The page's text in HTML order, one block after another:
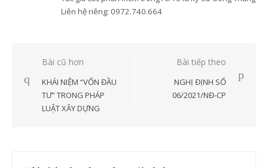
Liên hệ riêng: 0972.740.664
Điều
hướng
viết
Bài cũ hơn
KHÁI NIỆM “VỐN ĐẦU
TƯ” TRONG PHÁP
LUẬT XÂY DỰNG
Bài tiếp theo
NGHỊ ĐỊNH SỐ
06/2021/NĐ-CP